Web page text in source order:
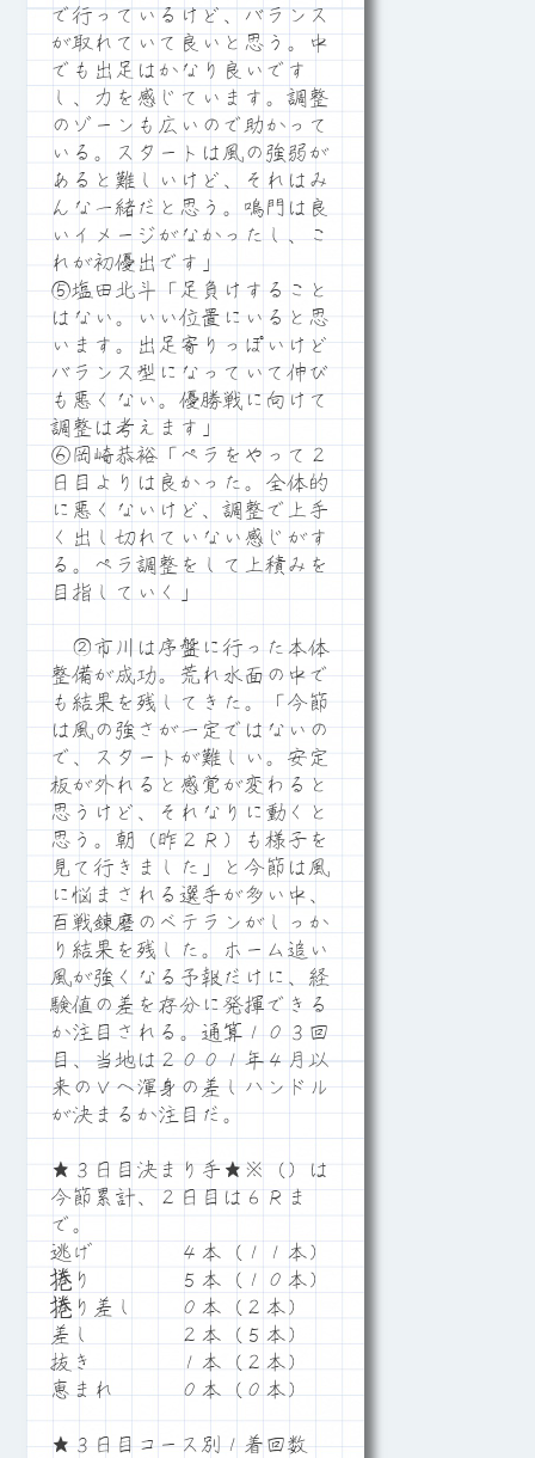
で行っているけど、バランス
が取れていて良いと思う。中
でも出足はかなり良いです
し、力を感じています。調整
のゾーンも広いので助かって
いる。スタートは風の強弱が
あると難しいけど、それはみ
んな一緒だと思う。鳴門は良
いイメージがなかったし、こ
れが初優出です」
⑤塩田北斗「足負けすること
はない。いい位置にいると思
います。出足寄りっぽいけど
バランス型になっていて伸び
も悪くない。優勝戦に向けて
調整は考えます」
⑥岡崎恭裕「ペラをやって２
日目よりは良かった。全体的
に悪くないけど、調整で上手
く出し切れていない感じがす
る。ペラ調整をして上積みを
目指していく」
②市川は序盤に行った本体
整備が成功。荒れ水面の中で
も結果を残してきた。「今節
は風の強さが一定ではないの
で、スタートが難しい。安定
板が外れると感覚が変わると
思うけど、それなりに動くと
思う。朝（昨２Ｒ）も様子を
見て行きました」と今節は風
に悩まされる選手が多い中、
百戦錬磨のベテランがしっか
り結果を残した。ホーム追い
風が強くなる予報だけに、経
験値の差を存分に発揮できる
か注目される。通算１０３回
目、当地は２００１年４月以
来のＶへ渾身の差しハンドル
が決まるか注目だ。
★３日目決まり手★※（）は
今節累計、２日目は６Ｒま
で。
逃げ ４本（１１本）
捲り ５本（１０本）
捲り差し ０本（２本）
差し ２本（５本）
抜き １本（２本）
恵まれ ０本（０本）
★３日目コース別１着回数